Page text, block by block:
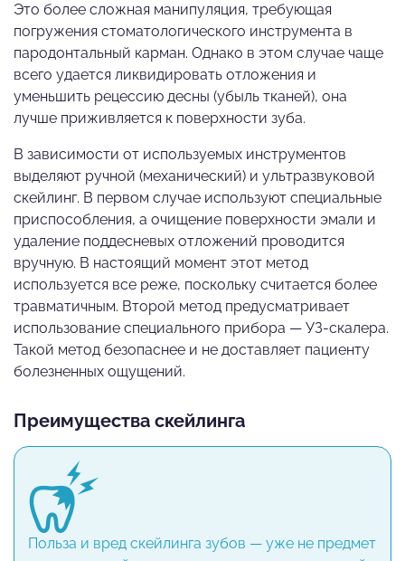
Это более сложная манипуляция, требующая
погружения стоматологического инструмента в
пародонтальный карман. Однако в этом случае чаще
всего удается ликвидировать отложения и
уменьшить рецессию десны (убыль тканей), она
лучше приживляется к поверхности зуба.
В зависимости от используемых инструментов
выделяют ручной (механический) и ультразвуковой
скейлинг. В первом случае используют специальные
приспособления, а очищение поверхности эмали и
удаление поддесневых отложений проводится
вручную. В настоящий момент этот метод
используется все реже, поскольку считается более
травматичным. Второй метод предусматривает
использование специального прибора — УЗ-скалера.
Такой метод безопаснее и не доставляет пациенту
болезненных ощущений.
Преимущества скейлинга
Польза и вред скейлинга зубов — уже не предмет